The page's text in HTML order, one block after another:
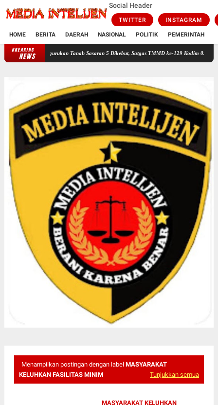
Social Header
TWITTER INSTAGRAM
HOME BERITA DAERAH NASIONAL POLITIK PEMERINTAH
BREAKING
NEWS
Pengurukan Tanah Sasaran 5 Dikebut, Satgas TMMD ke-129 Kodim 0509/Bekasi dan
Menampilkan postingan dengan label MASYARAKAT
KELUHKAN FASILITAS MINIM
Tunjukkan semua
MASYARAKAT KELUHKAN